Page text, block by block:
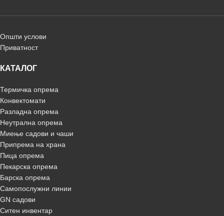
Општи услови
Приватност
КАТАЛОГ
Термичка опрема
Конвектомати
Разладна опрема
Неутрална опрема
Миење садови и чаши
Припрема на храна
Пица опрема
Пекарска опрема
Барска опрема
Самопослужни линии
GN садови
Ситен инвентар